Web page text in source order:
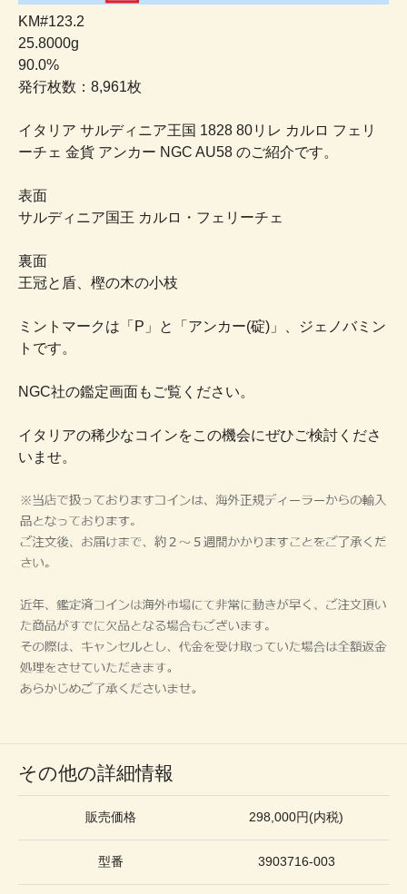
KM#123.2
25.8000g
90.0%
発行枚数：8,961枚
イタリア サルディニア王国 1828 80リレ カルロ フェリ
ーチェ 金貨 アンカー NGC AU58 のご紹介です。
表面
サルディニア国王 カルロ・フェリーチェ
裏面
王冠と盾、樫の木の小枝
ミントマークは「P」と「アンカー(碇)」、ジェノバミン
トです。
NGC社の鑑定画面もご覧ください。
イタリアの稀少なコインをこの機会にぜひご検討くださ
いませ。
その他の詳細情報
販売価格 298,000円(内税)
型番 3903716-003